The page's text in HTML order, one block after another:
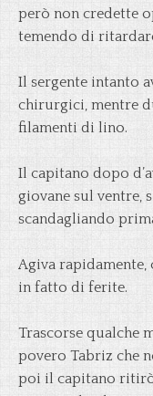
però non credette
temendo di
Il sergente intanto
chirurgici, mentre
filamenti di lino.
Il capitano dopo
giovane sul ventre,
scandagliando
Agiva
in fatto di ferite.
Trascorse qualche
povero Tabriz che
poi il capitano ritirò